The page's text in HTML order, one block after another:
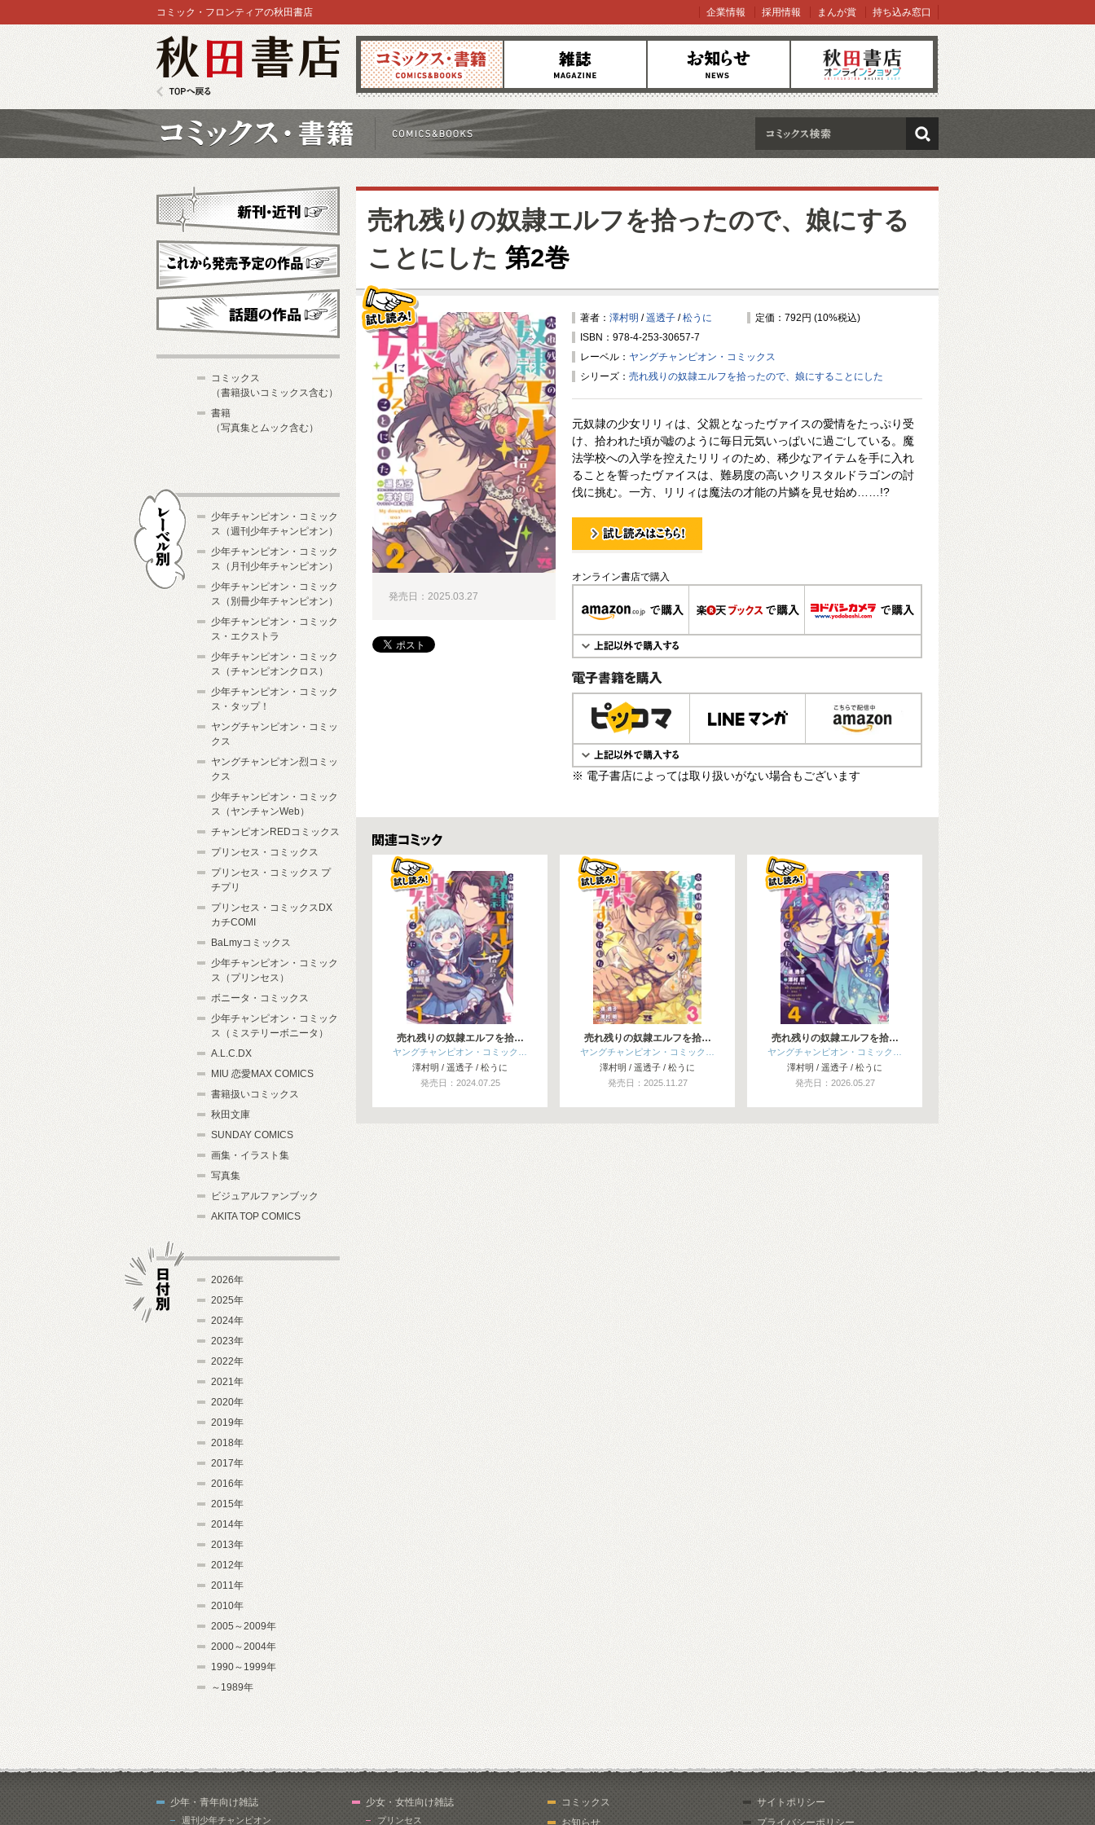
コミックス 雑誌 お知らせ オンラインショップ
コミック・フロンティアの秋田書店 企業情報 採用情報 まんが賞 持ち込み窓口
検索
売れ残りの奴隷エルフを拾ったので、娘にする
ことにした 第2巻
著者： 澤村明 /遥透子 /松うに
定価：792円 (10%税込)
ISBN：978-4-253-30657-7
レーベル： ヤングチャンピオン・コミックス
シリーズ： 売れ残りの奴隷エルフを拾ったので、娘にすることにした
元奴隷の少女リリィは、父親となったヴァイスの愛情をたっぷり受
け、拾われた頃が嘘のように毎日元気いっぱいに過ごしている。魔
法学校への入学を控えたリリィのため、稀少なアイテムを手に入れ
ることを誓ったヴァイスは、難易度の高いクリスタルドラゴンの討
伐に挑む。一方、リリィは魔法の才能の片鱗を見せ始め……!?
試し読み！
オンライン書店で購入
電子書籍で購入
※ 電子書店によっては取り扱いがない場合もございます
発売日：2025.03.27
関連コミックス
売れ残りの奴隷エルフを拾…
ヤングチャンピオン・コミック…
澤村明 / 遥透子 / 松うに
発売日：2024.07.25
売れ残りの奴隷エルフを拾…
ヤングチャンピオン・コミック…
澤村明 / 遥透子 / 松うに
発売日：2025.11.27
売れ残りの奴隷エルフを拾…
ヤングチャンピオン・コミック…
澤村明 / 遥透子 / 松うに
発売日：2026.05.27
新刊・近刊
これから発売予定
コミックス
（書籍扱いコミックス含む）
書籍
（写真集とムック含む）
少年チャンピオン・コミック
ス（週刊少年チャンピオン）
少年チャンピオン・コミック
ス（月刊少年チャンピオン）
少年チャンピオン・コミック
ス（別冊少年チャンピオン）
少年チャンピオン・コミック
ス・エクストラ
少年チャンピオン・コミック
ス（チャンピオンクロス）
少年チャンピオン・コミック
ス・タップ！
ヤングチャンピオン・コミッ
クス
ヤングチャンピオン烈コミッ
クス
少年チャンピオン・コミック
ス（ヤンチャンWeb）
チャンピオンREDコミックス
プリンセス・コミックス
プリンセス・コミックス プ
チプリ
プリンセス・コミックスDX
カチCOMI
BaLmyコミックス
少年チャンピオン・コミック
ス（プリンセス）
ボニータ・コミックス
少年チャンピオン・コミック
ス（ミステリーボニータ）
A.L.C.DX
MIU 恋愛MAX COMICS
書籍扱いコミックス
秋田文庫
SUNDAY COMICS
画集・イラスト集
写真集
ビジュアルファンブック
AKITA TOP COMICS
2026年
2025年
2024年
2023年
2022年
2021年
2020年
2019年
2018年
2017年
2016年
2015年
2014年
2013年
2012年
2011年
2010年
2005～2009年
2000～2004年
1990～1999年
～1989年
少年・青年向け雑誌
週刊少年チャンピオン
少女・女性向け雑誌
プリンセス
コミックス
お知らせ
サイトポリシー
プライバシーポリシー